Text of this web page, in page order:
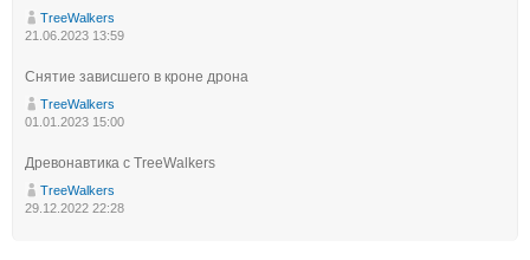
TreeWalkers
21.06.2023 13:59
Снятие зависшего в кроне дрона
TreeWalkers
01.01.2023 15:00
Древонавтика с TreeWalkers
TreeWalkers
29.12.2022 22:28